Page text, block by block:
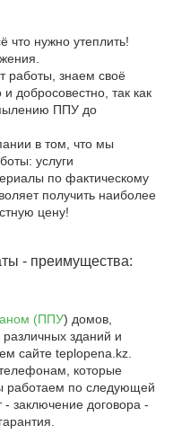
что нужно утеплить!
работы, знаем своё
добросовестно, так как
ППУ до
в том, что мы
услуги
по фактическому
получить наиболее
цену!
- преимущества:
(ППУ) домов,
различных зданий и
сайте teplopena.kz.
телефонам, которые
работаем по следующей
заключение договора -